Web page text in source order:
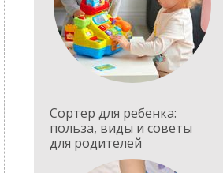
Сортер для ребенка:
польза, виды и советы
для родителей